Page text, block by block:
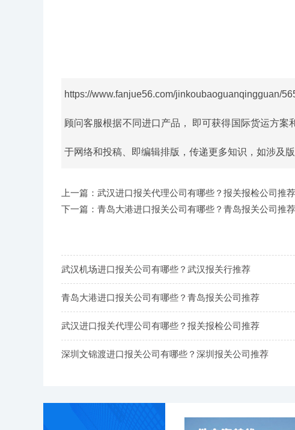
https://www.fanjue56.com/jinkoubaoguanqingguan/
顾问客服根据不同进口产品， 即可获得国际货运方
于网络和投稿、即编辑排版，传递更多知识，如涉及
上一篇：武汉进口报关代理公司有哪些？报关报检公司推荐
下一篇：青岛大港进口报关公司有哪些？青岛报关公司推荐
武汉机场进口报关公司有哪些？武汉报关行推荐
青岛大港进口报关公司有哪些？青岛报关公司推荐
武汉进口报关代理公司有哪些？报关报检公司推荐
深圳文锦渡进口报关公司有哪些？深圳报关公司推荐